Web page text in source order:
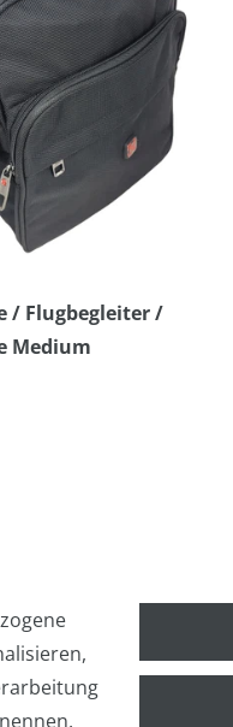
/ Flugbegleiter /
Medium